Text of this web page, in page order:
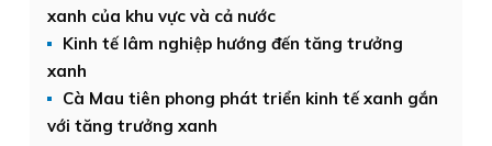
xanh của khu vực và cả nước
Kinh tế lâm nghiệp hướng đến tăng trưởng
xanh
Cà Mau tiên phong phát triển kinh tế xanh gắn
với tăng trưởng xanh